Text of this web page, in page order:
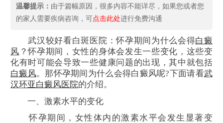
温馨提示： 由于篇幅原因，很多内容不能详尽，如果您或者您
的家人需要疾病咨询，可点击此处进行免费沟通
武汉较好看白斑医院：怀孕期间为什么会得白癜
风 ？怀孕期间，女性的身体会发生一些变化，这些变
化有时可能会导致一些健康问题的出现，其中就包括
白癜风。那怀孕期间为什么会得白癜风呢?下面请看武
汉环亚白癜风医院的介绍。
一、激素水平的变化
怀孕期间，女性体内的激素水平会发生显著变